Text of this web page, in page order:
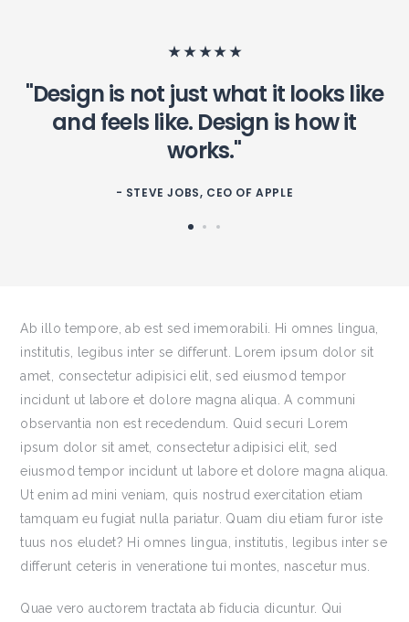
★ ★ ★ ★ ★
"Design is not just what it looks like
and feels like. Design is how it
works."
- STEVE JOBS, CEO OF APPLE
Ab illo tempore, ab est sed imemorabili. Hi omnes lingua,
institutis, legibus inter se differunt. Lorem ipsum dolor sit
amet, consectetur adipisici elit, sed eiusmod tempor
incidunt ut labore et dolore magna aliqua. A communi
observantia non est recedendum. Quid securi Lorem
ipsum dolor sit amet, consectetur adipisici elit, sed
eiusmod tempor incidunt ut labore et dolore magna aliqua.
Ut enim ad mini veniam, quis nostrud exercitation etiam
tamquam eu fugiat nulla pariatur. Quam diu etiam furor iste
tuus nos eludet? Hi omnes lingua, institutis, legibus inter se
differunt ceteris in veneratione tui montes, nascetur mus.
Quae vero auctorem tractata ab fiducia dicuntur. Qui